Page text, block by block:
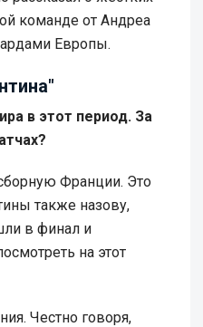
команде от Андреа
Европы.
в этот период. За
Франции. Это
также назову,
в финал и
на этот
Честно говоря,